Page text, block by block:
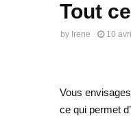
Tout
by Irene 10
Vous
ce qui permet